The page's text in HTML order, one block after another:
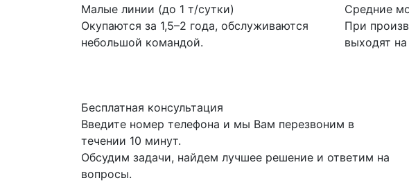
Малые линии (до 1 т/сутки)
Окупаются за 1,5–2 года, обслуживаются
небольшой командой.
Средние
При
выходят на
Бесплатная консультация
Введите номер телефона и мы Вам перезвоним в
течении 10 минут.
Обсудим задачи, найдем лучшее решение и ответим на
вопросы.